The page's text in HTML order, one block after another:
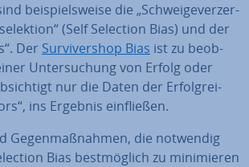
bei­spiels­wei­se die „Schwei­ge­ver­zer­
(Self Selection Bias) und der
Der Sur­vi­ver­shop Bias ist zu be­ob­
Un­ter­su­chung von Erfolg oder
nur die Daten der Er­folg­rei­
ins Ergebnis ein­flie­ßen.
Ge­gen­maß­nah­men, die notwendig
Bias best­mög­lich zu mi­ni­mie­ren